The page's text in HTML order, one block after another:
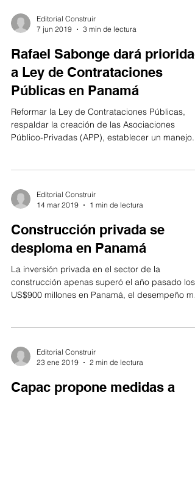
Editorial Construir
7 jun 2019
3 min de lectura
Rafael Sabonge dará prioridad
a Ley de Contrataciones
Públicas en Panamá
Reformar la Ley de Contrataciones Públicas,
respaldar la creación de las Asociaciones
Público-Privadas (APP), establecer un manejo...
Editorial Construir
14 mar 2019
1 min de lectura
Construcción privada se
desploma en Panamá
La inversión privada en el sector de la
construcción apenas superó el año pasado los
US$900 millones en Panamá, el desempeño
Editorial Construir
23 ene 2019
2 min de lectura
Capac propone medidas a